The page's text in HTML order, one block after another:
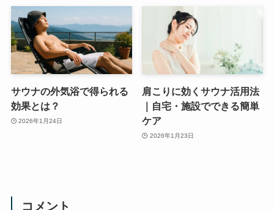
サウナの外気浴で得られる
効果とは？
2026年1月24日
肩こりに効くサウナ活用法
｜自宅・施設でできる簡単
ケア
2026年1月23日
コメント